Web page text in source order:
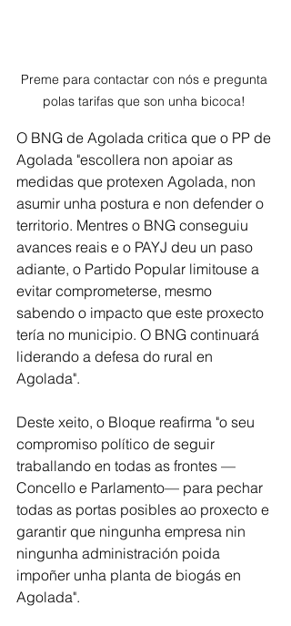
Preme para contactar con nós e pregunta
polas tarifas que son unha bicoca!
O BNG de Agolada critica que o PP de
Agolada "escollera non apoiar as
medidas que protexen Agolada, non
asumir unha postura e non defender o
territorio. Mentres o BNG conseguiu
avances reais e o PAYJ deu un paso
adiante, o Partido Popular limitouse a
evitar comprometerse, mesmo
sabendo o impacto que este proxecto
tería no municipio. O BNG continuará
liderando a defesa do rural en
Agolada".
Deste xeito, o Bloque reafirma "o seu
compromiso político de seguir
traballando en todas as frontes —
Concello e Parlamento— para pechar
todas as portas posibles ao proxecto e
garantir que ningunha empresa nin
ningunha administración poida
impoñer unha planta de biogás en
Agolada".